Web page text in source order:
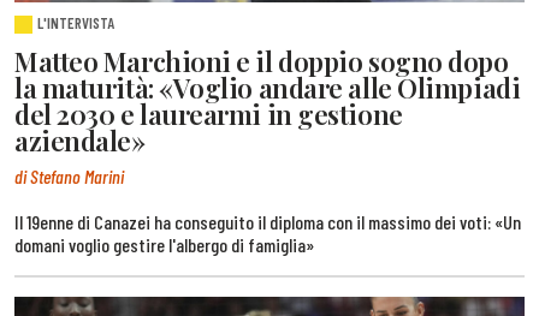
L'INTERVISTA
Matteo Marchioni e il doppio sogno dopo
la maturità: «Voglio andare alle Olimpiadi
del 2030 e laurearmi in gestione
aziendale»
di Stefano Marini
Il 19enne di Canazei ha conseguito il diploma con il massimo dei voti: «Un
domani voglio gestire l'albergo di famiglia»